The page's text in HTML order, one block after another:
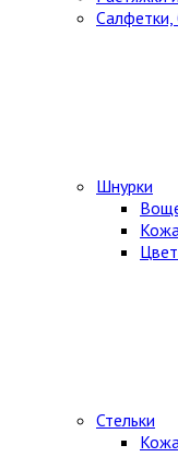
Салфетки,
Шнурки
Стельки